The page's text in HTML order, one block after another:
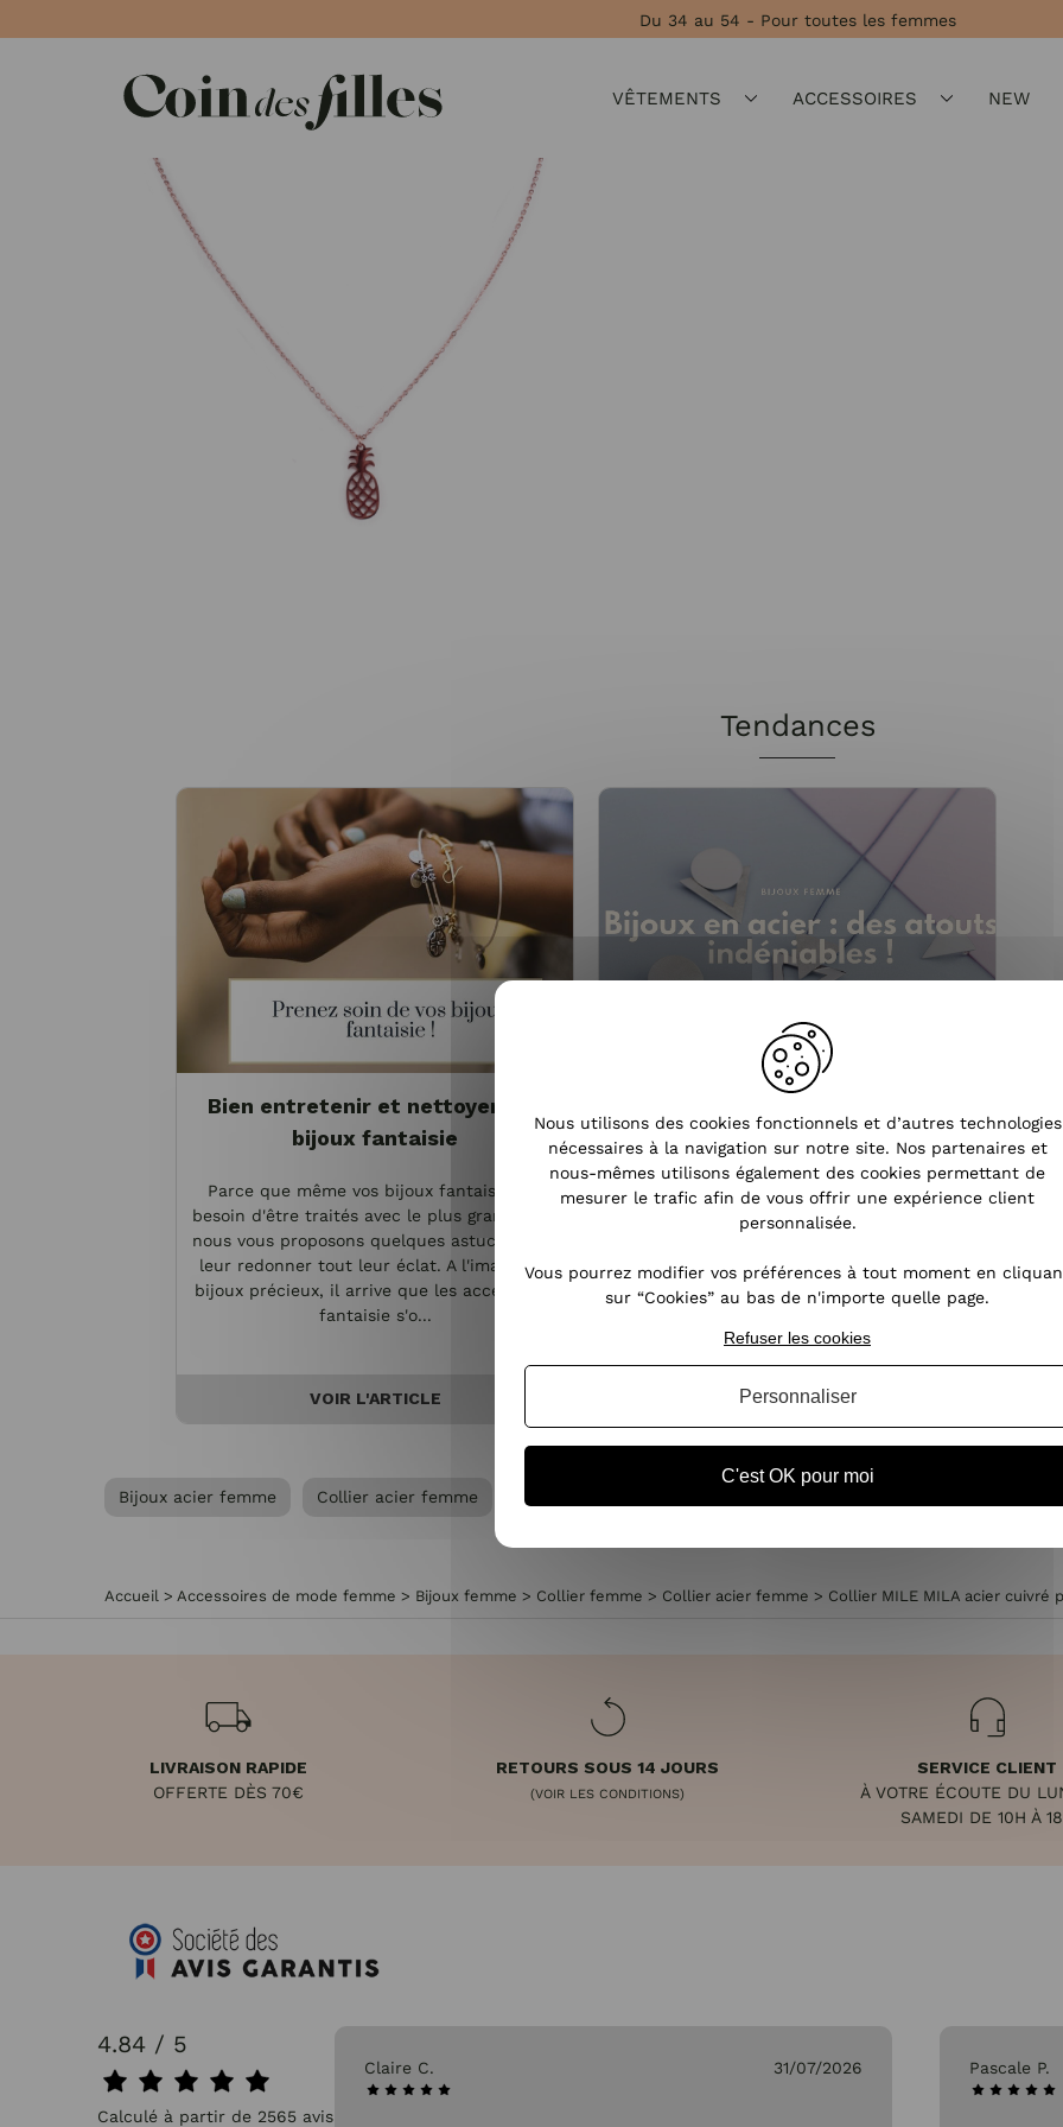
Du 34 au 54 - Pour toutes les femmes
VÊTEMENTS ACCESSOIRES NEW
Tendances
Bien entretenir et nettoyer vos
bijoux fantaisie
Parce que même vos bijoux fantaisie ont
besoin d'être traités avec le plus grand soin,
nous vous proposons quelques astuces pour
leur redonner tout leur éclat. A l'image des
bijoux précieux, il arrive que les accessoires
fantaisie s'o...
VOIR L'ARTICLE
acier ?
Les bijoux fantaisie font fureur. L'acier est
notamment prisé pour la réalisation de
atouts indéniables permettant aux bijoux de
perdurer dans le temps. Quels sont les
VOIR L'ARTICLE
Bijoux acier femme Collier acier femme
Accueil > Accessoires de mode femme > Bijoux femme > Collier femme > Collier acier femme > Collier MILE MILA acier cuivré
LIVRAISON RAPIDE
OFFERTE DÈS 70€
RETOURS SOUS 14 JOURS
(VOIR LES CONDITIONS)
SERVICE CLIENT
À VOTRE ÉCOUTE DU
SAMEDI DE 10H À
4.84 / 5
Calculé à partir de 2565 avis.
31/07/2026 Claire C. 31/07/2026 Pascale P.
Nous utilisons des cookies fonctionnels et d’autres technologies
nécessaires à la navigation sur notre site. Nos partenaires et
nous-mêmes utilisons également des cookies permettant de
mesurer le trafic afin de vous offrir une expérience client
personnalisée.
Vous pourrez modifier vos préférences à tout moment en
sur “Cookies” au bas de n'importe quelle page.
C'est OK pour moi
Refuser les cookies
Personnaliser